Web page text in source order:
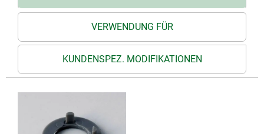
VERWENDUNG FÜR
KUNDENSPEZ. MODIFIKATIONEN